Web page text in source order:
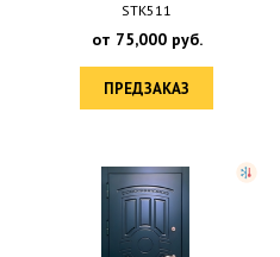
STK511
от 75,000руб.
ПРЕДЗАКАЗ